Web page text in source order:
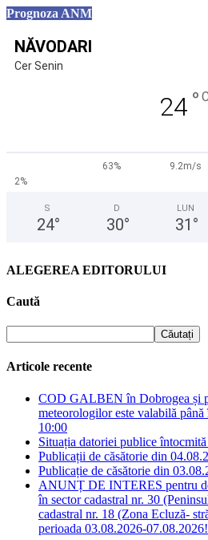
Prognoza ANM
NĂVODARI
Cer Senin
24 °
63%
9.2m/s
2%
S
24°
D
30°
LUN
31 °
ALEGEREA EDITORULUI
Caută
Articole recente
COD GALBEN în Dobrogea și
meteorologilor este valabilă până
10:00
Situația datoriei publice
Publicații de căsătorie din
Publicație de căsătorie din
ANUNȚ DE INTERES pentru
în sector cadastral nr. 30
cadastral nr. 18 (Zona Ecluză-
perioada 03.08.2026-07.08.2026!